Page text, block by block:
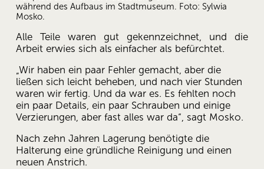
während des Aufbaus im Stadtmuseum. Foto: Sylwia
Mosko.
Alle Teile waren gut gekennzeichnet, und die
Arbeit erwies sich als einfacher als befürchtet.
„Wir haben ein paar Fehler gemacht, aber die
ließen sich leicht beheben, und nach vier Stunden
waren wir fertig. Und da war es. Es fehlten noch
ein paar Details, ein paar Schrauben und einige
Verzierungen, aber fast alles war da“, sagt Mosko.
Nach zehn Jahren Lagerung benötigte die
Halterung eine gründliche Reinigung und einen
neuen Anstrich.